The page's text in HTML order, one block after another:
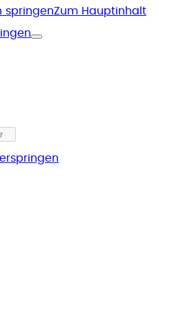
springenZum Hauptinhalt